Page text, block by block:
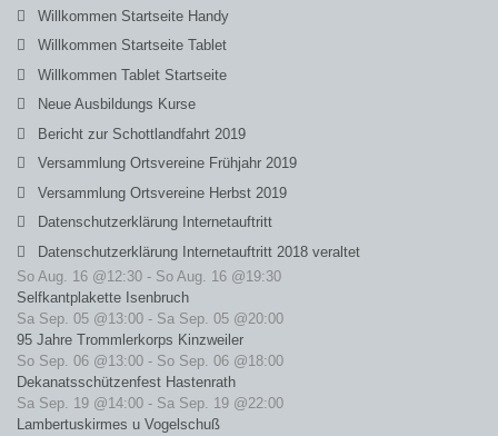
Willkommen Startseite Handy
Willkommen Startseite Tablet
Willkommen Tablet Startseite
Neue Ausbildungs Kurse
Bericht zur Schottlandfahrt 2019
Versammlung Ortsvereine Frühjahr 2019
Versammlung Ortsvereine Herbst 2019
Datenschutzerklärung Internetauftritt
Datenschutzerklärung Internetauftritt 2018 veraltet
So Aug. 16 @12:30 - So Aug. 16 @19:30
Selfkantplakette Isenbruch
Sa Sep. 05 @13:00 - Sa Sep. 05 @20:00
95 Jahre Trommlerkorps Kinzweiler
So Sep. 06 @13:00 - So Sep. 06 @18:00
Dekanatsschützenfest Hastenrath
Sa Sep. 19 @14:00 - Sa Sep. 19 @22:00
Lambertuskirmes u Vogelschuß